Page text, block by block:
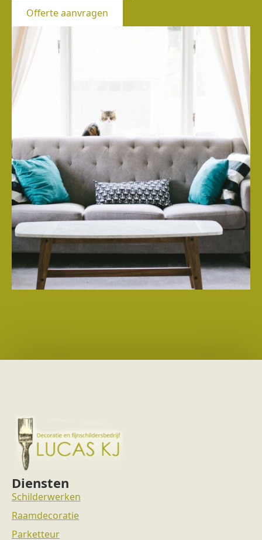
Offerte aanvragen
Diensten
Schilderwerken
Raamdecoratie
Parketteur